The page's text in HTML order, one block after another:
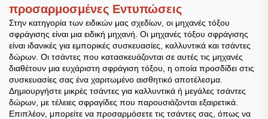
προσαρμοσμένες Εντυπώσεις
Στην κατηγορία των ειδικών μας σχεδίων, οι μηχανές τόξου
σφράγισης είναι μια ειδική μηχανή. Οι μηχανές τόξου σφράγισης
είναι ιδανικές για εμπορικές συσκευασίες, καλλυντικά και τσάντες
δώρων. Οι τσάντες που κατασκευάζονται σε αυτές τις μηχανές
διαθέτουν μια ευχάριστη σφράγιση τόξου, η οποία προσδίδει στις
συσκευασίες σας ένα χαριτωμένο αισθητικό αποτέλεσμα.
Δημιουργήστε μικρές τσάντες για καλλυντικά ή μεγάλες τσάντες
δώρων, με τέλειες σφραγίδες που παρουσιάζονται εξαιρετικά.
Επιπλέον, μπορείτε να προσαρμόσετε τις τσάντες σας, όπως να